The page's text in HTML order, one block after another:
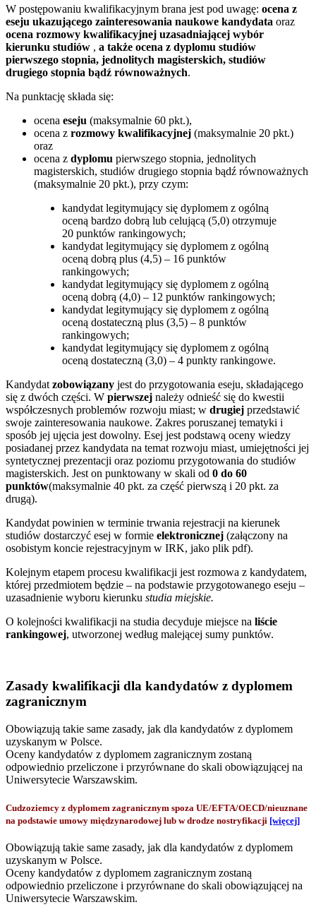
W postępowaniu kwalifikacyjnym brana jest pod uwagę: ocena z
eseju ukazującego zainteresowania naukowe kandydata oraz
ocena rozmowy kwalifikacyjnej uzasadniającej wybór
kierunku studiów , a także ocena z dyplomu studiów
pierwszego stopnia, jednolitych magisterskich, studiów
drugiego stopnia bądź równoważnych.
Na punktację składa się:
ocena eseju (maksymalnie 60 pkt.),
ocena z rozmowy kwalifikacyjnej (maksymalnie 20 pkt.)
oraz
ocena z dyplomu pierwszego stopnia, jednolitych
magisterskich, studiów drugiego stopnia bądź równoważnych
(maksymalnie 20 pkt.), przy czym:
kandydat legitymujący się dyplomem z ogólną
oceną bardzo dobrą lub celującą (5,0) otrzymuje
20 punktów rankingowych;
kandydat legitymujący się dyplomem z ogólną
oceną dobrą plus (4,5) – 16 punktów
rankingowych;
kandydat legitymujący się dyplomem z ogólną
oceną dobrą (4,0) – 12 punktów rankingowych;
kandydat legitymujący się dyplomem z ogólną
oceną dostateczną plus (3,5) – 8 punktów
rankingowych;
kandydat legitymujący się dyplomem z ogólną
oceną dostateczną (3,0) – 4 punkty rankingowe.
Kandydat zobowiązany jest do przygotowania eseju, składającego
się z dwóch części. W pierwszej należy odnieść się do kwestii
współczesnych problemów rozwoju miast; w drugiej przedstawić
swoje zainteresowania naukowe. Zakres poruszanej tematyki i
sposób jej ujęcia jest dowolny. Esej jest podstawą oceny wiedzy
posiadanej przez kandydata na temat rozwoju miast, umiejętności jej
syntetycznej prezentacji oraz poziomu przygotowania do studiów
magisterskich. Jest on punktowany w skali od 0 do 60
punktów(maksymalnie 40 pkt. za część pierwszą i 20 pkt. za
drugą).
Kandydat powinien w terminie trwania rejestracji na kierunek
studiów dostarczyć esej w formie elektronicznej (załączony na
osobistym koncie rejestracyjnym w IRK, jako plik pdf).
Kolejnym etapem procesu kwalifikacji jest rozmowa z kandydatem,
której przedmiotem będzie – na podstawie przygotowanego eseju –
uzasadnienie wyboru kierunku studia miejskie.
O kolejności kwalifikacji na studia decyduje miejsce na liście
rankingowej, utworzonej według malejącej sumy punktów.
Zasady kwalifikacji dla kandydatów z dyplomem
zagranicznym
Obowiązują takie same zasady, jak dla kandydatów z dyplomem
uzyskanym w Polsce.
Oceny kandydatów z dyplomem zagranicznym zostaną
odpowiednio przeliczone i przyrównane do skali obowiązującej na
Uniwersytecie Warszawskim.
Cudzoziemcy z dyplomem zagranicznym spoza UE/EFTA/OECD/nieuznane
na podstawie umowy międzynarodowej lub w drodze nostryfikacji [więcej]
Obowiązują takie same zasady, jak dla kandydatów z dyplomem
uzyskanym w Polsce.
Oceny kandydatów z dyplomem zagranicznym zostaną
odpowiednio przeliczone i przyrównane do skali obowiązującej na
Uniwersytecie Warszawskim.